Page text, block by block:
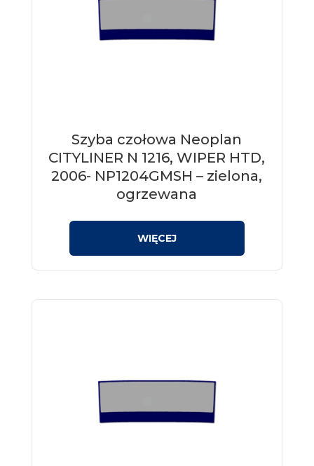
Szyba czołowa Neoplan
CITYLINER N 1216, WIPER HTD,
2006- NP1204GMSH – zielona,
ogrzewana